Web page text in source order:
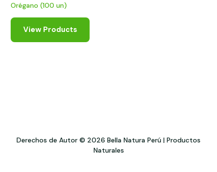
Orégano (100 un)
View Products
Derechos de Autor © 2026 Bella Natura Perú | Productos
Naturales